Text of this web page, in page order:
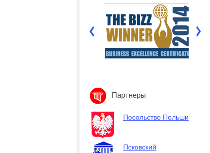
Партнеры
Посольство Польши
Псковский